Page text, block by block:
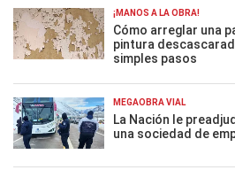
¡MANOS A LA OBRA!
Cómo arreglar una
pintura
simples pasos
MEGAOBRA VIAL
La Nación le
una sociedad de